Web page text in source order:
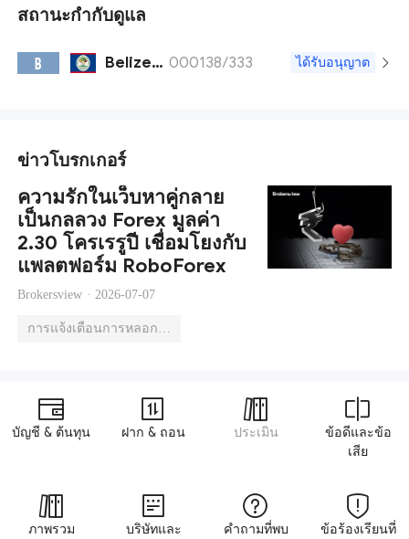
สถานะกำกับดูแล
B Belize FSC 000138/333 ได้รับอนุญาต
ข่าวโบรกเกอร์
ความรักในเว็บหาคู่กลาย
เป็นกลลวง Forex มูลค่า
2.30 โครเรรูปี เชื่อมโยงกับ
แพลตฟอร์ม RoboForex
Brokersview · 2026-07-07
การแจ้งเตือนการหลอกลวง
บัญชี & ต้นทุน ฝาก & ถอน ประเมิน
ข้อดีและข้อ
เสีย
ภาพรวม
บริษัทและ
คำถามที่พบ
ข้อร้องเรียนที่